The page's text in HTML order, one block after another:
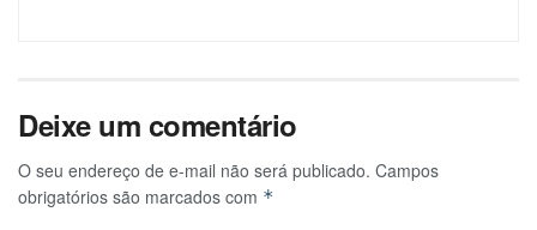
Deixe um comentário
O seu endereço de e-mail não será publicado. Campos
obrigatórios são marcados com *